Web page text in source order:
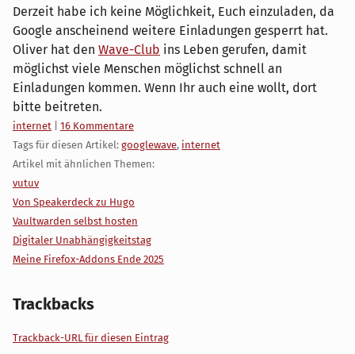
Derzeit habe ich keine Möglichkeit, Euch einzuladen, da
Google anscheinend weitere Einladungen gesperrt hat.
Oliver hat den Wave-Club ins Leben gerufen, damit
möglichst viele Menschen möglichst schnell an
Einladungen kommen. Wenn Ihr auch eine wollt, dort
bitte beitreten.
Kategorien:
internet
16 Kommentare
Tags für diesen Artikel: googlewave, internet
Artikel mit ähnlichen Themen:
vutuv
Von Speakerdeck zu Hugo
Vaultwarden selbst hosten
Digitaler Unabhängigkeitstag
Meine Firefox-Addons Ende 2025
Trackbacks
Trackback-URL für diesen Eintrag